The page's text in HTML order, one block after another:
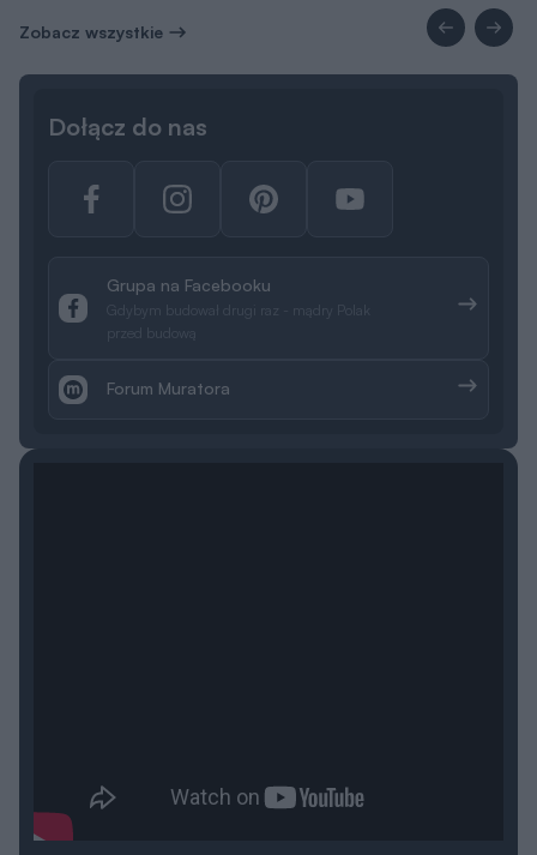
Zobacz wszystkie
Dołącz do nas
Grupa na Facebooku
Gdybym budował drugi raz - mądry Polak
przed budową
Forum Muratora